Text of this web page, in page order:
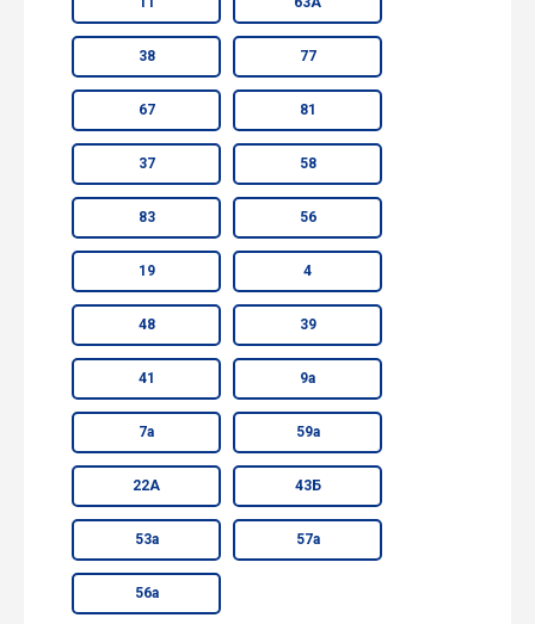
38 77
67 81
37 58
83 56
19 4
48 39
41 9а
7а 59а
22А 43Б
53а 57а
56а